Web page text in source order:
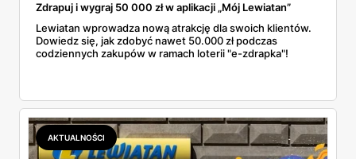
Zdrapuj i wygraj 50 000 zł w aplikacji „Mój Lewiatan”
Lewiatan wprowadza nową atrakcję dla swoich klientów.
Dowiedz się, jak zdobyć nawet 50.000 zł podczas
codziennych zakupów w ramach loterii "e-zdrapka"!
AKTUALNOŚCI